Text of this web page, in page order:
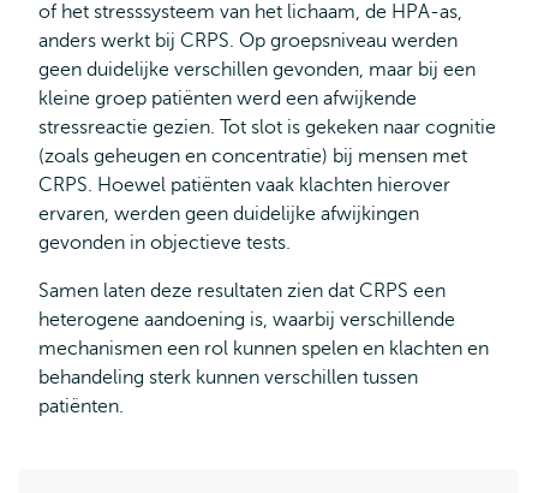
of het stresssysteem van het lichaam, de HPA-as,
anders werkt bij CRPS. Op groepsniveau werden
geen duidelijke verschillen gevonden, maar bij een
kleine groep patiënten werd een afwijkende
stressreactie gezien. Tot slot is gekeken naar cognitie
(zoals geheugen en concentratie) bij mensen met
CRPS. Hoewel patiënten vaak klachten hierover
ervaren, werden geen duidelijke afwijkingen
gevonden in objectieve tests.
Samen laten deze resultaten zien dat CRPS een
heterogene aandoening is, waarbij verschillende
mechanismen een rol kunnen spelen en klachten en
behandeling sterk kunnen verschillen tussen
patiënten.